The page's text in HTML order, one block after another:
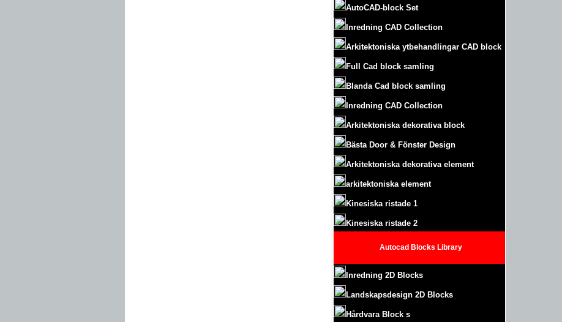
AutoCAD-block Set
Inredning CAD Collection
Arkitektoniska ytbehandlingar CAD block
Full Cad block samling
Blanda Cad block samling
Inredning CAD Collection
Arkitektoniska dekorativa block
Bästa Door & Fönster Design
Arkitektoniska dekorativa element
arkitektoniska element
Kinesiska ristade 1
Kinesiska ristade 2
Autocad Blocks Library
Inredning 2D Blocks
Landskapsdesign 2D Blocks
Hårdvara Block s